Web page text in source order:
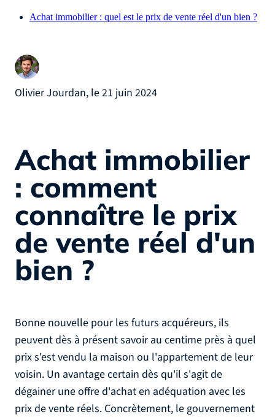
Achat immobilier : quel est le prix de vente réel d'un bien ?
Olivier Jourdan, le 21 juin 2024
Achat immobilier
: comment
connaître le prix
de vente réel d'un
bien ?
Bonne nouvelle pour les futurs acquéreurs, ils
peuvent dès à présent savoir au centime près à quel
prix s'est vendu la maison ou l'appartement de leur
voisin. Un avantage certain dès qu'il s'agit de
dégainer une offre d'achat en adéquation avec les
prix de vente réels. Concrètement, le gouvernement